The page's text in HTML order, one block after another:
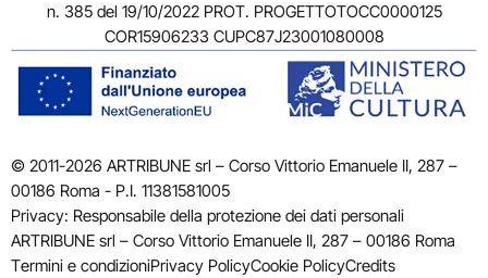
n. 385 del 19/10/2022 PROT. PROGETTOTOCC0000125
COR15906233 CUPC87J23001080008
© 2011-2026 ARTRIBUNE srl – Corso Vittorio Emanuele II, 287 –
00186 Roma - P.I. 11381581005
Privacy: Responsabile della protezione dei dati personali
ARTRIBUNE srl – Corso Vittorio Emanuele II, 287 – 00186 Roma
Termini e condizioniPrivacy PolicyCookie PolicyCredits